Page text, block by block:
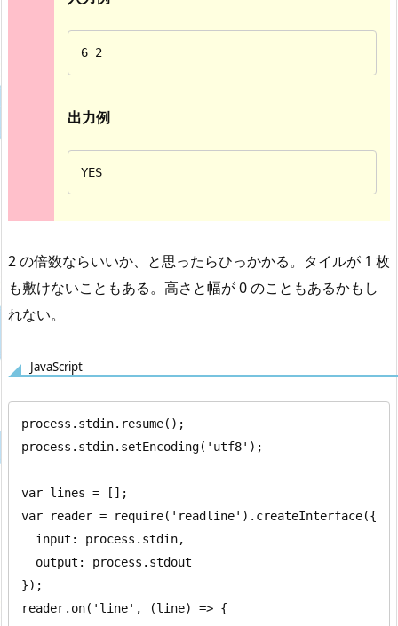
6 2
出力例
YES
2 の倍数ならいいか、と思ったらひっかかる。タイルが 1 枚
も敷けないこともある。高さと幅が 0 のこともあるかもし
れない。
JavaScript
process.stdin.resume();
process.stdin.setEncoding('utf8');
var lines = [];
var reader = require('readline').createInterface({
});
reader.on('line', (line) => {